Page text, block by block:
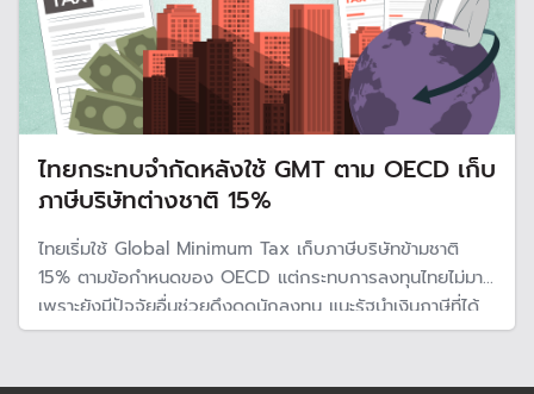
ไทยกระทบจำกัดหลังใช้ GMT ตาม OECD เก็บ
ภาษีบริษัทต่างชาติ 15%
ไทยเริ่มใช้ Global Minimum Tax เก็บภาษีบริษัทข้ามชาติ
15% ตามข้อกำหนดของ OECD แต่กระทบการลงทุนไทยไม่มาก
เพราะยังมีปัจจัยอื่นช่วยดึงดูดนักลงทุน แนะรัฐนำเงินภาษีที่ได้
ไปลงทุนพัฒนาทักษะแรงงาน